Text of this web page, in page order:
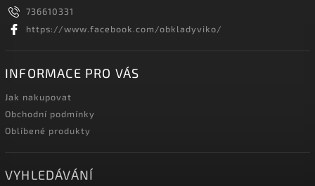
736610331
https://www.facebook.com/obkladyviko/
INFORMACE PRO VÁS
Jak nakupovat
Obchodní podmínky
Oblíbené produkty
VYHLEDÁVÁNÍ